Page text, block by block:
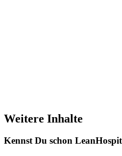
Weitere Inhalte
Kennst Du schon Lean